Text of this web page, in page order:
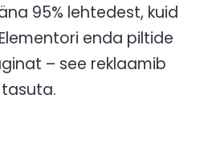
95% lehtedest, kuid
enda piltide
– see reklaamib